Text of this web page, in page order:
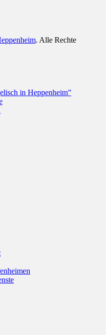
. Alle Rechte
in Heppenheim”